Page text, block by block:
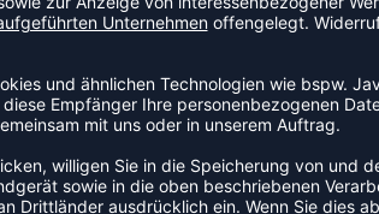
TEAMANFRAGE SENDEN